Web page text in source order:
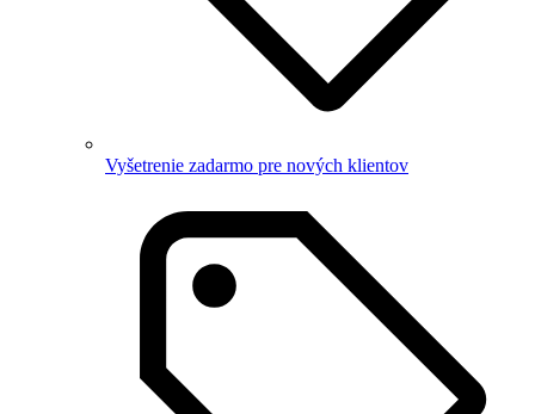
Vyšetrenie zadarmo pre nových klientov